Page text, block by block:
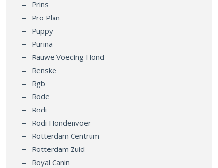
Prins
Pro Plan
Puppy
Purina
Rauwe Voeding Hond
Renske
Rgb
Rode
Rodi
Rodi Hondenvoer
Rotterdam Centrum
Rotterdam Zuid
Royal Canin